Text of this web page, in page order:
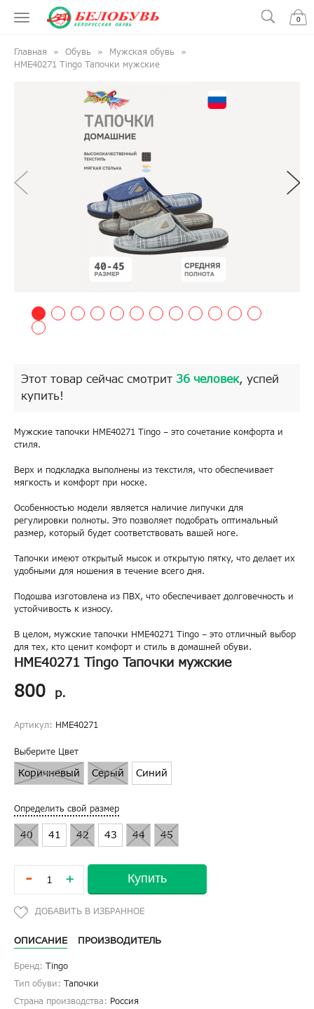
0
Главная Обувь
Мужская обувь
HME40271 Tingo Тапочки мужские
Этот товар сейчас смотрит 36 человек, успей
купить!
Мужские тапочки HME40271 Tingo – это сочетание комфорта и
стиля.
Верх и подкладка выполнены из текстиля, что обеспечивает
мягкость и комфорт при носке.
Особенностью модели является наличие липучки для
регулировки полноты. Это позволяет подобрать оптимальный
размер, который будет соответствовать вашей ноге.
Тапочки имеют открытый мысок и открытую пятку, что делает их
удобными для ношения в течение всего дня.
Подошва изготовлена из ПВХ, что обеспечивает долговечность и
устойчивость к износу.
В целом, мужские тапочки HME40271 Tingo – это отличный выбор
для тех, кто ценит комфорт и стиль в домашней обуви.
HME40271 Tingo Тапочки мужские
800 р.
Артикул: HME40271
Выберите Цвет
Коричневый Серый Синий
Определить свой размер
40 41 42 43 44 45
- + Купить
ОПИСАНИЕ ПРОИЗВОДИТЕЛЬ
Бренд: Tingo
Тип обуви: Тапочки
Страна производства: Россия